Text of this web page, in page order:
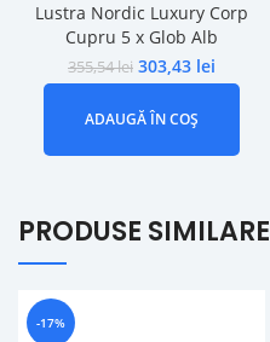
Lustra Nordic Luxury Corp
Cupru 5 x Glob Alb
355,54lei 303,43 lei
ADAUGĂ ÎN COȘ
PRODUSE SIMILARE
-17%